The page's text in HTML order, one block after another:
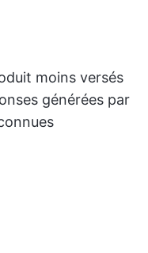
moins versés
générées par